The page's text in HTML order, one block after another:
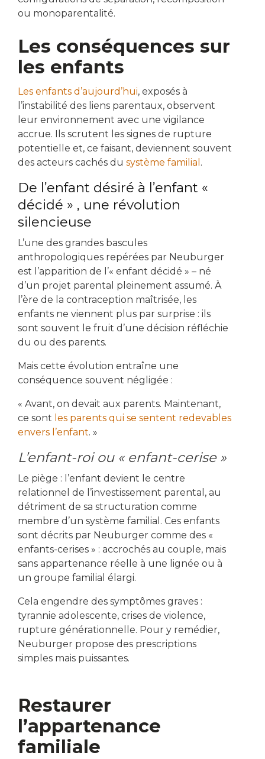
ou monoparentalité.
Les conséquences sur
les enfants
Les enfants d’aujourd’hui, exposés à
l’instabilité des liens parentaux, observent
leur environnement avec une vigilance
accrue. Ils scrutent les signes de rupture
potentielle et, ce faisant, deviennent souvent
des acteurs cachés du système familial .
De l’enfant désiré à l’enfant «
décidé » , une révolution
silencieuse
L’une des grandes bascules
anthropologiques repérées par Neuburger
est l’apparition de l’« enfant décidé » – né
d’un projet parental pleinement assumé. À
l’ère de la contraception maîtrisée, les
enfants ne viennent plus par surprise : ils
sont souvent le fruit d’une décision réfléchie
du ou des parents.
Mais cette évolution entraîne une
conséquence souvent négligée :
« Avant, on devait aux parents. Maintenant,
ce sont les parents qui se sentent redevables
envers l’enfant. »
L’enfant-roi ou « enfant-cerise »
Le piège : l’enfant devient le centre
relationnel de l’investissement parental, au
détriment de sa structuration comme
membre d’un système familial. Ces enfants
sont décrits par Neuburger comme des «
enfants-cerises » : accrochés au couple, mais
sans appartenance réelle à une lignée ou à
un groupe familial élargi.
Cela engendre des symptômes graves :
tyrannie adolescente, crises de violence,
rupture générationnelle. Pour y remédier,
Neuburger propose des prescriptions
simples mais puissantes.
Restaurer
l’appartenance
familiale